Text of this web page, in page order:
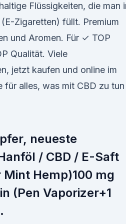
Flüssigkeiten, die man
Zigaretten) füllt. Premium
und Aromen. Für ✓ TOP
Qualität. Viele
jetzt kaufen und online im
für alles, was mit CBD zu tun
neueste
/ CBD / E-Saft
Mint Hemp)100 mg
(Pen Vaporizer+1